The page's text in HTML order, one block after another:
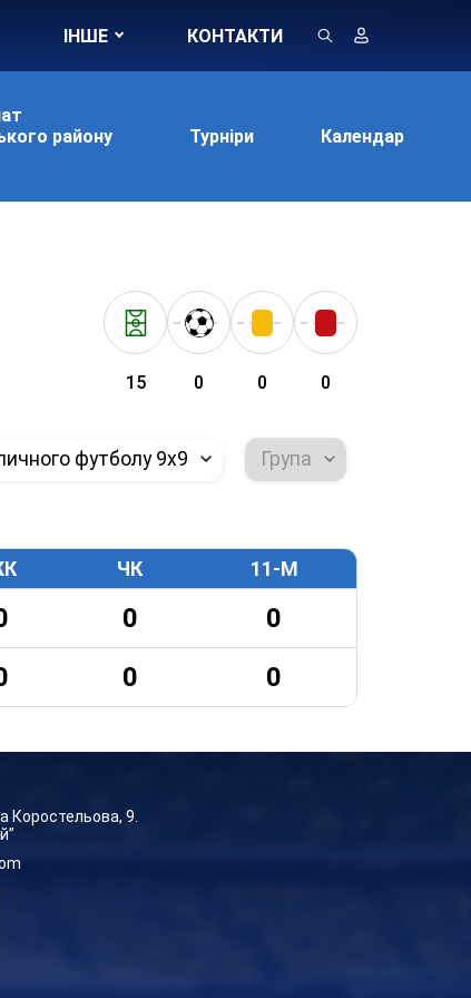
ІНШЕ КОНТАКТИ
району
Турніри Календар
15 0 0 0
футболу 9х9 Група
ЧК 11-М
0
0
0 0
Коростельова, 9.